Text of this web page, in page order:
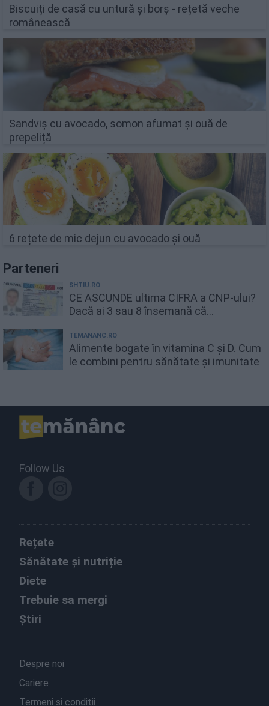
Biscuiți de casă cu untură și borș - rețetă veche
românească
Sandviș cu avocado, somon afumat și ouă de
prepeliță
6 rețete de mic dejun cu avocado și ouă
Parteneri
SHTIU.RO
CE ASCUNDE ultima CIFRA a CNP-ului?
Dacă ai 3 sau 8 însemană că...
TEMANANC.RO
Alimente bogate în vitamina C și D. Cum
le combini pentru sănătate și imunitate
Follow Us
Rețete
Sănătate și nutriție
Diete
Trebuie sa mergi
Știri
Despre noi
Cariere
Termeni și condiții